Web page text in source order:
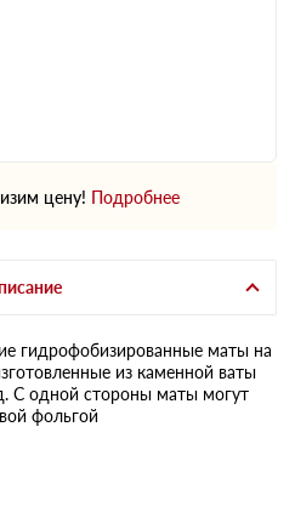
цену! Подробнее
гидрофобизированные маты на
из каменной ваты
С одной стороны маты могут
фольгой